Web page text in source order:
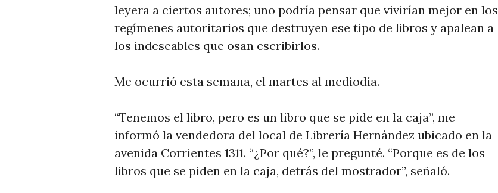
leyera a ciertos autores; uno podría pensar que vivirían mejor en los
regímenes autoritarios que destruyen ese tipo de libros y apalean a
los indeseables que osan escribirlos.
Me ocurrió esta semana, el martes al mediodía.
“Tenemos el libro, pero es un libro que se pide en la caja”, me
informó la vendedora del local de Librería Hernández ubicado en la
avenida Corrientes 1311. “¿Por qué?”, le pregunté. “Porque es de los
libros que se piden en la caja, detrás del mostrador”, señaló.